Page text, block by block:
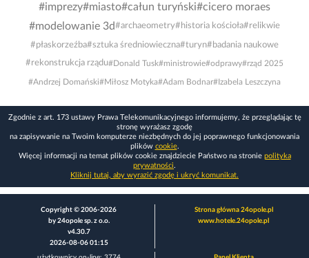
#imprezy#miasto#całun turyński#cicero moraes
#modelowanie 3d#archaeometry#historia kościoła#relikwie
#płaskorzeźba#sztuka średniowieczna#turyn#badania naukowe
#rekonstrukcja rządu#Donald Tusk#ministrowie#odprawy#rząd 2025
#Andrzej Domański#Miłosz Motyka#Adam Bodnar#Izabela Leszczyna
Zgodnie z art. 173 ustawy Prawa Telekomunikacyjnego informujemy, że przeglądając tę
stronę wyrażasz zgodę
na zapisywanie na Twoim komputerze niezbędnych do jej poprawnego funkcjonowania
plików cookie.
Więcej informacji na temat plików cookie znajdziecie Państwo na stronie polityka
prywatności.
Kliknij tutaj, aby wyrazić zgodę i ukryć komunikat.
Copyright © 2006-2026
by 24opole sp. z o.o.
v4.30.7
2026-08-06 01:15
Strona główna 24opole.pl
www.hotele.24opole.pl